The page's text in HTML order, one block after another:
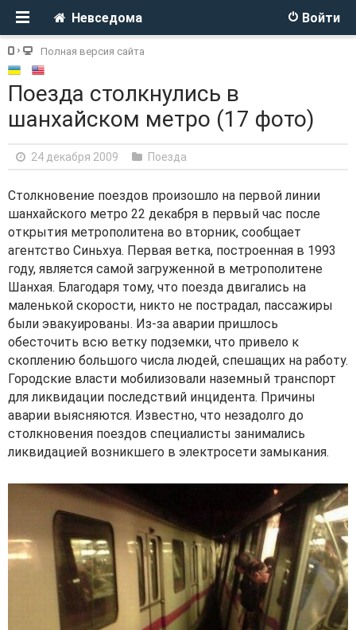
Войти
Невседома
Полная версия сайта
Поезда столкнулись в
шанхайском метро (17 фото)
24 декабря 2009 Поезда
Столкновение поездов произошло на первой линии
шанхайского метро 22 декабря в первый час после
открытия метрополитена во вторник, сообщает
агентство Синьхуа. Первая ветка, построенная в 1993
году, является самой загруженной в метрополитене
Шанхая. Благодаря тому, что поезда двигались на
маленькой скорости, никто не пострадал, пассажиры
были эвакуированы. Из-за аварии пришлось
обесточить всю ветку подземки, что привело к
скоплению большого числа людей, спешащих на работу.
Городские власти мобилизовали наземный транспорт
для ликвидации последствий инцидента. Причины
аварии выясняются. Известно, что незадолго до
столкновения поездов специалисты занимались
ликвидацией возникшего в электросети замыкания.